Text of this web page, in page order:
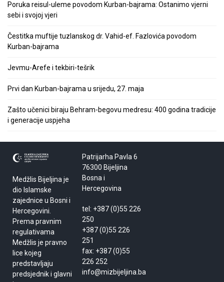
Poruka reisul-uleme povodom Kurban-bajrama: Ostanimo vjerni
sebi i svojoj vjeri
Čestitka muftije tuzlanskog dr. Vahid-ef. Fazlovića povodom
Kurban-bajrama
Jevmu-Arefe i tekbiri-tešrik
Prvi dan Kurban-bajrama u srijedu, 27. maja
Zašto učenici biraju Behram-begovu medresu: 400 godina tradicije
i generacije uspjeha
Medžlis Bijeljina je
dio Islamske
zajednice u Bosni i
Hercegovini.
Prema pravnim
regulativama
Medžlis je pravno
lice kojeg
predstavljaju
predsjednik i glavni
Patrijarha Pavla 6
76300 Bijeljina
Bosna i
Hercegovina
tel: +387 (0)55 226
250
+387 (0)55 226
251
fax: +387 (0)55
226 252
info@mizbijeljina.ba